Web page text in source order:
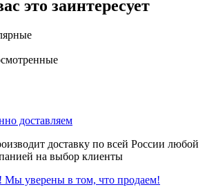
это заинтересует
доставляем
доставку по всей России любой
на выбор клиенты
Мы уверены в том, что продаем!